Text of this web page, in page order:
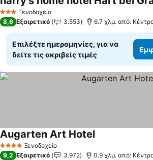
3 ΑστέριαΞενοδοχείο
8,6 Εξαιρετικό 3.553 6.7 χλμ. από:
Επιλέξτε ημερομηνίες, για να
δείτε τις ακριβείς τιμές
4 ΑστέριαΞενοδοχείο
Augarten Art HotelΕμφάνιση τιμών
9,2 Εξαιρετικό 3.972 0.9 χλμ. από: